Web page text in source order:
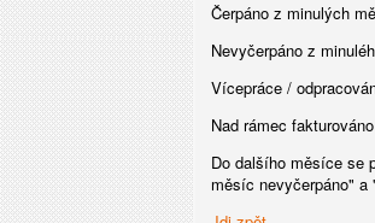
Čerpáno z minulých
Nevyčerpáno z
Vícepráce /
Nad rámec
Do dalšího měsíce se
měsíc nevyčerpáno"